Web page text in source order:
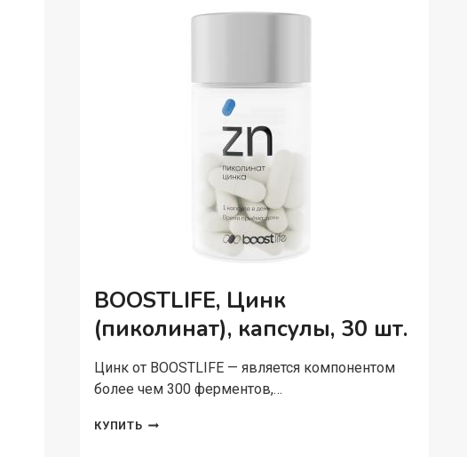
BOOSTLIFE, Цинк
(пиколинат), капсулы, 30 шт.
Цинк от BOOSTLIFE — является компонентом
более чем 300 ферментов,…
КУПИТЬ BOOSTLIFE,